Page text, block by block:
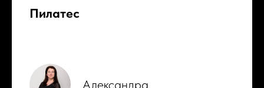
Пилатес
Александра